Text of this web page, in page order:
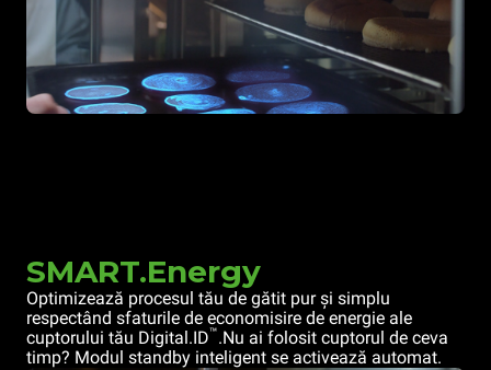
SMART.Energy
Optimizează procesul tău de gătit pur și simplu
respectând sfaturile de economisire de energie ale
cuptorului tău Digital.ID™.Nu ai folosit cuptorul de ceva
timp? Modul standby inteligent se activează automat.